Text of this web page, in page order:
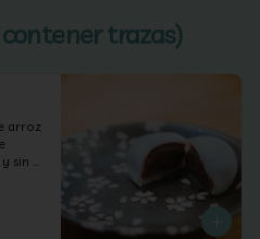
trazas)
arroz
sin